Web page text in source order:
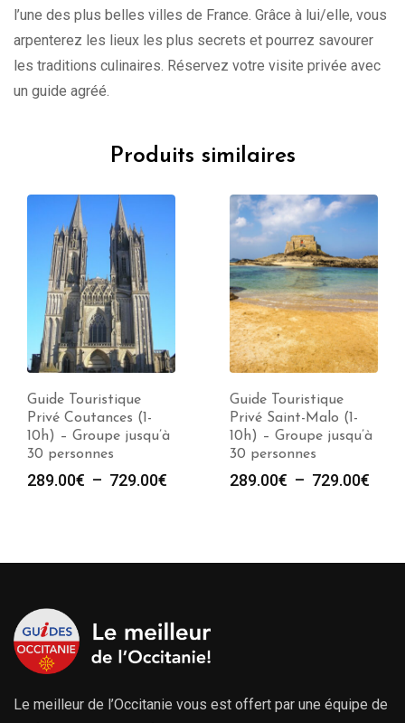
l’une des plus belles villes de France. Grâce à lui/elle, vous
arpenterez les lieux les plus secrets et pourrez savourer
les traditions culinaires. Réservez votre visite privée avec
un guide agréé.
Produits similaires
Guide Touristique
Privé Coutances (1-
10h) – Groupe jusqu’à
30 personnes
289.00€ – 729.00€
à
Guide Touristique
Privé Saint-Malo (1-
10h) – Groupe jusqu’à
30 personnes
289.00€ – 729.00€
à
Le meilleur de l’Occitanie vous est offert par une équipe de